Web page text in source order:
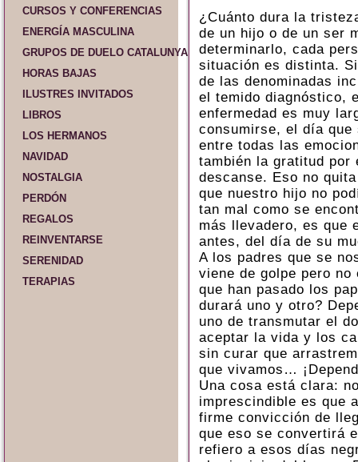
CURSOS Y CONFERENCIAS
ENERGÍA MASCULINA
GRUPOS DE DUELO CATALUNYA Y ESPAÑA
HORAS BAJAS
ILUSTRES INVITADOS
LIBROS
LOS HERMANOS
NAVIDAD
NOSTALGIA
PERDÓN
REGALOS
REINVENTARSE
SERENIDAD
TERAPIAS
¿Cuánto dura la
de un hijo o de un ser
determinarlo, cada
situación es distinta.
de las denominadas
el temido diagnóstico,
enfermedad es muy
consumirse, el día
entre todas las
también la gratitud por
descanse. Eso no
que nuestro hijo no
tan mal como se
más llevadero, es que
antes, del día de su
A los padres que se
viene de golpe pero
que han pasado los
durará uno y otro?
uno de transmutar el
aceptar la vida y los
sin curar que
que vivamos…
Una cosa está clara:
imprescindible es que
firme convicción de
que eso se convertirá
refiero a esos días